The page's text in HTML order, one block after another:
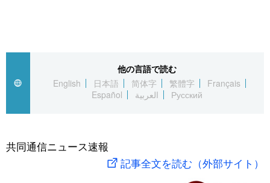
他の言語で読む
English
日本語 简体字 繁體字
Français
Español
العربية Русский
共同通信ニュース速報
記事全文を読む（外部サイト）